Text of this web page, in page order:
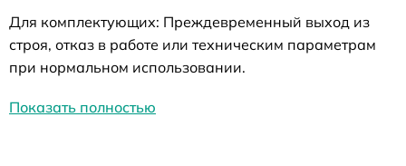
Для комплектующих: Преждевременный выход из
строя, отказ в работе или техническим параметрам
при нормальном использовании.
Показать полностью